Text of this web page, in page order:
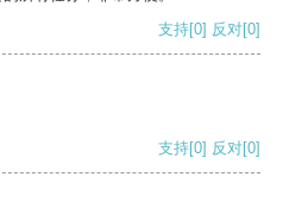
支持[0] 反对[0]
支持[0] 反对[0]